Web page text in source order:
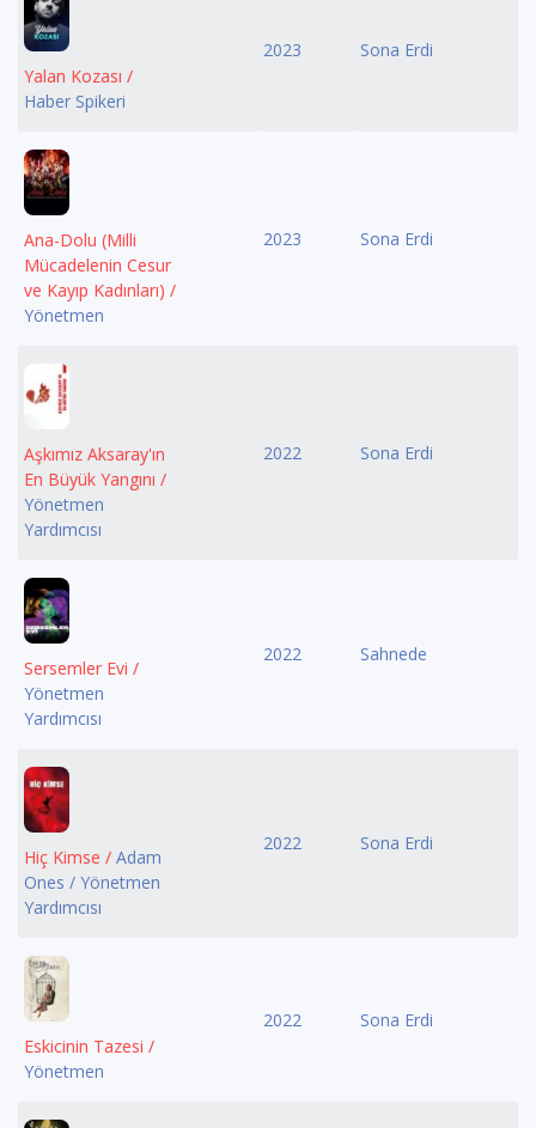
Yalan Kozası /
Haber Spikeri
2023 Sona Erdi
Ana-Dolu (Milli
Mücadelenin Cesur
ve Kayıp Kadınları) /
Yönetmen
2023 Sona Erdi
Aşkımız Aksaray'ın
En Büyük Yangını /
Yönetmen
Yardımcısı
2022 Sona Erdi
Sersemler Evi /
Yönetmen
Yardımcısı
2022 Sahnede
Hiç Kimse / Adam
Ones / Yönetmen
Yardımcısı
2022 Sona Erdi
Eskicinin Tazesi /
Yönetmen
2022 Sona Erdi